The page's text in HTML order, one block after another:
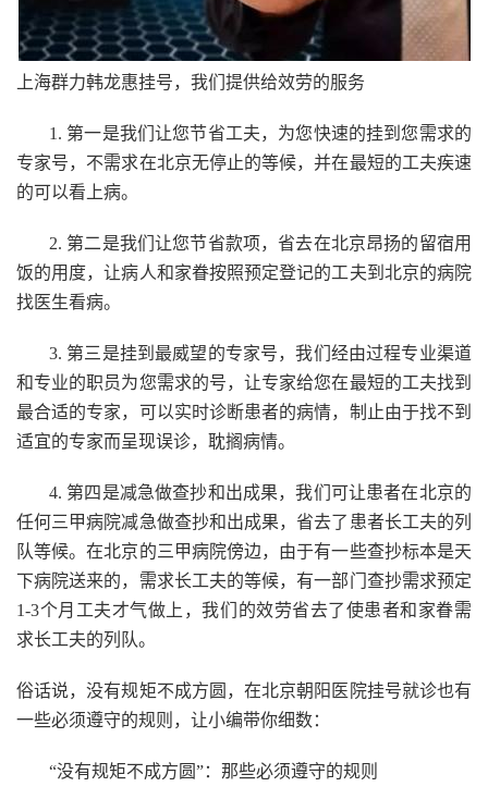
上海群力韩龙惠挂号，我们提供给效劳的服务
1. 第一是我们让您节省工夫，为您快速的挂到您需求的
专家号，不需求在北京无停止的等候，并在最短的工夫疾速
的可以看上病。
2. 第二是我们让您节省款项，省去在北京昂扬的留宿用
饭的用度，让病人和家眷按照预定登记的工夫到北京的病院
找医生看病。
3. 第三是挂到最威望的专家号，我们经由过程专业渠道
和专业的职员为您需求的号，让专家给您在最短的工夫找到
最合适的专家，可以实时诊断患者的病情，制止由于找不到
适宜的专家而呈现误诊，耽搁病情。
4. 第四是减急做查抄和出成果，我们可让患者在北京的
任何三甲病院减急做查抄和出成果，省去了患者长工夫的列
队等候。在北京的三甲病院傍边，由于有一些查抄标本是天
下病院送来的，需求长工夫的等候，有一部门查抄需求预定
1-3个月工夫才气做上，我们的效劳省去了使患者和家眷需
求长工夫的列队。
俗话说，没有规矩不成方圆，在北京朝阳医院挂号就诊也有
一些必须遵守的规则，让小编带你细数：
“没有规矩不成方圆”：那些必须遵守的规则